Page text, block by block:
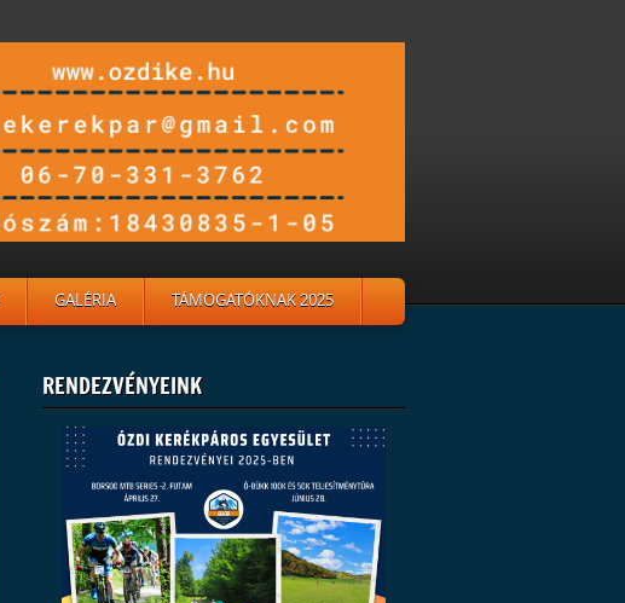
GALÉRIA TÁMOGATÓKNAK 2025
RENDEZVÉNYEINK